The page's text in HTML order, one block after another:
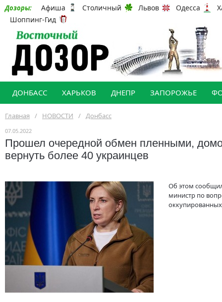
Дозоры: Афиша Столичный Львов Одесса
Шоппинг-Гид
ДОНБАСС ХАРЬКОВ ДНЕПР ЗАПОРОЖЬЕ
Главная / НОВОСТИ / Донбасс
07.05.2022
Прошел очередной обмен пленными,
вернуть более 40 украинцев
Об этом
министр по